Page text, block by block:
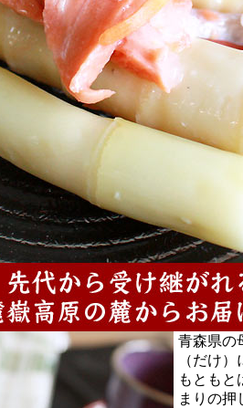
青森県の
（だけ
もともと
まりの押